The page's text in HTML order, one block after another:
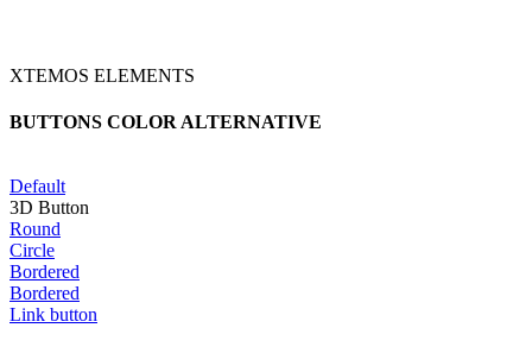
XTEMOS ELEMENTS
BUTTONS COLOR ALTERNATIVE
Default
3D Button
Round
Circle
Bordered
Bordered
Link button